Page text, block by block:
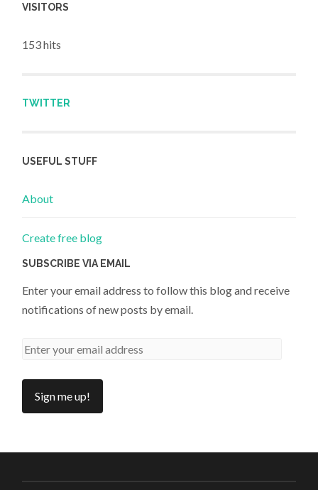
VISITORS
153 hits
TWITTER
USEFUL STUFF
About
Create free blog
SUBSCRIBE VIA EMAIL
Enter your email address to follow this blog and receive
notifications of new posts by email.